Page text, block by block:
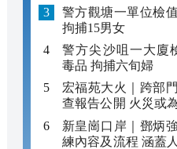
警方觀塘一單位檢
拘捕15男女
警方尖沙咀一大廈
毒品 拘捕六旬婦
宏福苑大火｜跨部
查報告公開 火災或
引發
新皇崗口岸｜鄧炳
練內容及流程 涵蓋